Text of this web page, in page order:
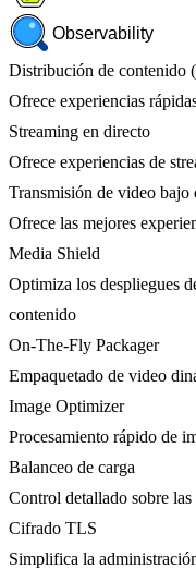
Observability
Distribución de contenido
Ofrece experiencias
Streaming en directo
Ofrece experiencias de
Transmisión de video bajo
Ofrece las mejores
Media Shield
Optimiza los despliegues
contenido
On-The-Fly Packager
Empaquetado de video
Image Optimizer
Procesamiento rápido de
Balanceo de carga
Control detallado sobre
Cifrado TLS
Simplifica la